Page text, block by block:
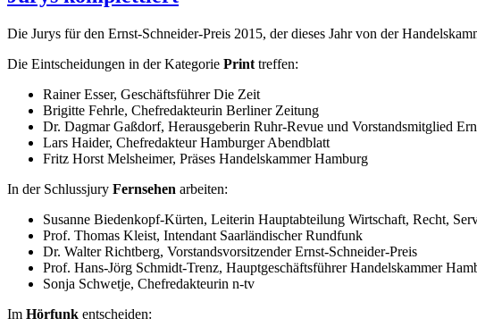
Die Jurys für den Ernst-Schneider-Preis 2015, der dieses Jahr von der
Die Eintscheidungen in der Kategorie Print treffen:
Rainer Esser, Geschäftsführer Die Zeit
Brigitte Fehrle, Chefredakteurin Berliner Zeitung
Dr. Dagmar Gaßdorf, Herausgeberin Ruhr-Revue und Vorstandsmitglied
Lars Haider, Chefredakteur Hamburger Abendblatt
Fritz Horst Melsheimer, Präses Handelskammer Hamburg
In der Schlussjury Fernsehen arbeiten:
Susanne Biedenkopf-Kürten, Leiterin Hauptabteilung Wirtschaft, Recht,
Prof. Thomas Kleist, Intendant Saarländischer Rundfunk
Dr. Walter Richtberg, Vorstandsvorsitzender Ernst-Schneider-Preis
Prof. Hans-Jörg Schmidt-Trenz, Hauptgeschäftsführer Handelskammer
Sonja Schwetje, Chefredakteurin n-tv
Im Hörfunk entscheiden: